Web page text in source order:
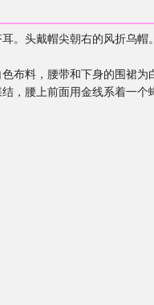
。头戴帽尖朝右的风折乌帽。
布料，腰带和下身的围裙
，腰上前面用金线系着一